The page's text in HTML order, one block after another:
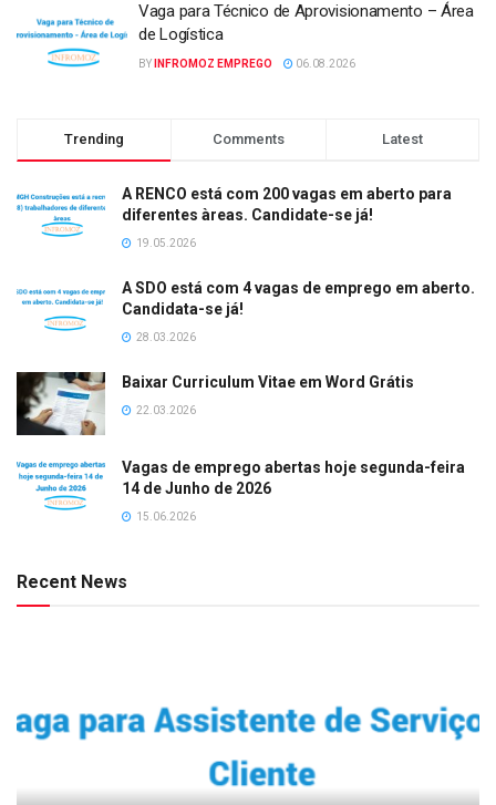
Vaga para Técnico de Aprovisionamento – Área
de Logística
BY INFROMOZ EMPREGO 06.08.2026
Trending Comments Latest
A RENCO está com 200 vagas em aberto para
diferentes àreas. Candidate-se já!
19.05.2026
A SDO está com 4 vagas de emprego em aberto.
Candidata-se já!
28.03.2026
Baixar Curriculum Vitae em Word Grátis
22.03.2026
Vagas de emprego abertas hoje segunda-feira
14 de Junho de 2026
15.06.2026
Recent News